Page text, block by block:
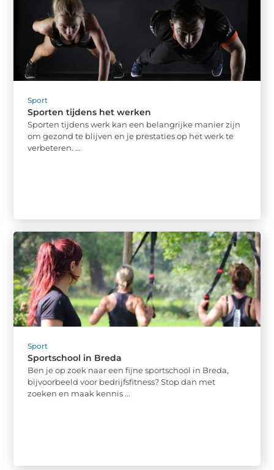
Sport
Sporten tijdens het werken
Sporten tijdens werk kan een belangrijke manier zijn
om gezond te blijven en je prestaties op het werk te
verbeteren. ...
Sport
Sportschool in Breda
Ben je op zoek naar een fijne sportschool in Breda,
bijvoorbeeld voor bedrijfsfitness? Stop dan met
zoeken en maak kennis ...